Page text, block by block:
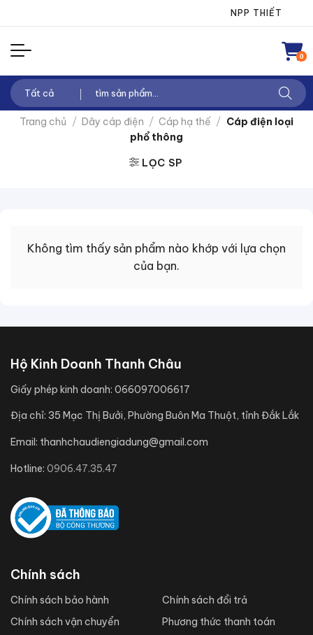
nội
dung
NPP THIẾT BỊ
0
Tìm
kiếm:
Trang chủ / Dây cáp điện / Cáp hạ thế / Cáp điện loại
phổ thông
LỌC SP
Không tìm thấy sản phẩm nào khớp với lựa chọn
của bạn.
Hộ Kinh Doanh Thanh Châu
Giấy phép kinh doanh: 066097006617
Địa chỉ: 35 Mạc Thị Bưởi, Phường Buôn Ma Thuột, tỉnh Đắk Lắk
Email: thanhchaudiengiadung@gmail.com
Hotline: 0906.47.35.47
Chính sách
Chính sách bảo hành
Chính sách vận chuyển
Chính sách đổi trả
Phương thức thanh toán